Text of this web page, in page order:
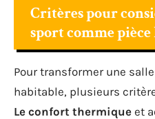
Critères pour
sport comme
Pour transformer une
habitable, plusieurs
Le confort thermique et